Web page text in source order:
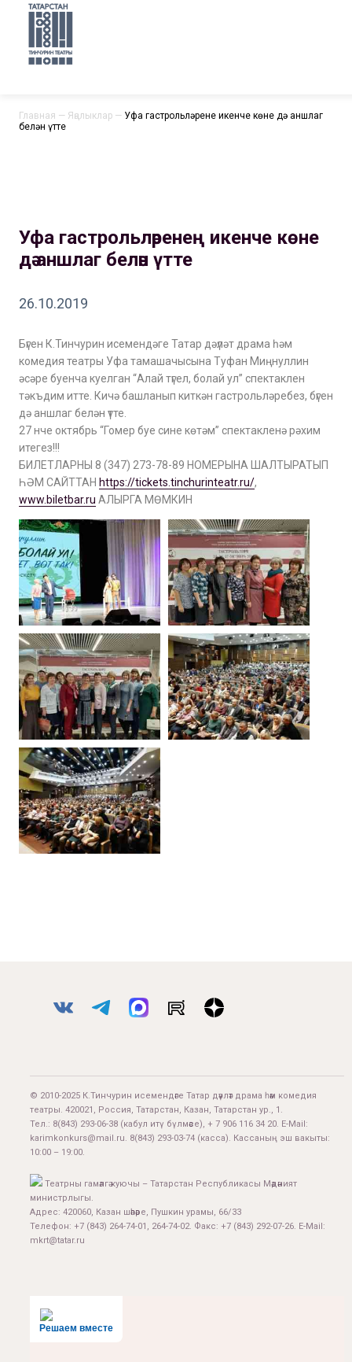
Главная — Яңалыклар — Уфа гастрольләренең икенче көне дә аншлаг
белән үтте
Уфа гастрольләренең икенче көне
дә аншлаг белән үтте
26.10.2019
Бүген К.Тинчурин исемендәге Татар дәүләт драма һәм
комедия театры Уфа тамашачысына Туфан Миңнуллин
әсәре буенча куелган “Алай түгел, болай ул” спектаклен
тәкъдим итте. Кичә башланып киткән гастрольләребез, бүген
дә аншлаг белән үтте.
27 нче октябрь “Гомер буе сине көтәм” спектакленә рәхим
итегез!!!
БИЛЕТЛАРНЫ 8 (347) 273-78-89 НОМЕРЫНА ШАЛТЫРАТЫП
ҺӘМ САЙТТАН https://tickets.tinchurinteatr.ru/,
www.biletbar.ru АЛЫРГА МӨМКИН
© 2010-2025 К.Тинчурин исемендәге Татар дәүләт драма һәм комедия
театры. 420021, Россия, Татарстан, Казан, Татарстан ур., 1.
Тел.: 8(843) 293-06-38 (кабул итү бүлмәсе), + 7 906 116 34 20. E-Mail:
karimkonkurs@mail.ru. 8(843) 293-03-74 (касса). Кассаның эш вакыты:
10:00 – 19:00.
Театрны гамәлгә куючы – Татарстан Республикасы Мәдәният
министрлыгы.
Адрес: 420060, Казан шәһәре, Пушкин урамы, 66/33
Телефон: +7 (843) 264-74-01, 264-74-02. Факс: +7 (843) 292-07-26. E-Mail:
mkrt@tatar.ru
Решаем вместе